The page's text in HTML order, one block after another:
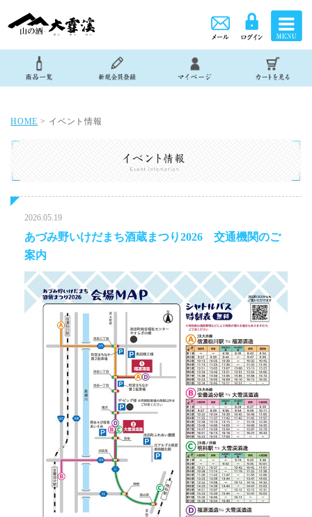
HOME > イベント情報
2026.05.19
あづみ野いけだまち酒蔵まつり2026 交通機関のご
案内